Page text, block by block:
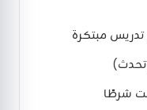
مبتكرة
شرطًا